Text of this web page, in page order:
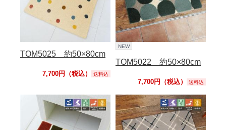
TOM5025 約50×80cm
7,700円（税込） 送料込
NEW
TOM5022 約50×80cm
7,700円（税込） 送料込